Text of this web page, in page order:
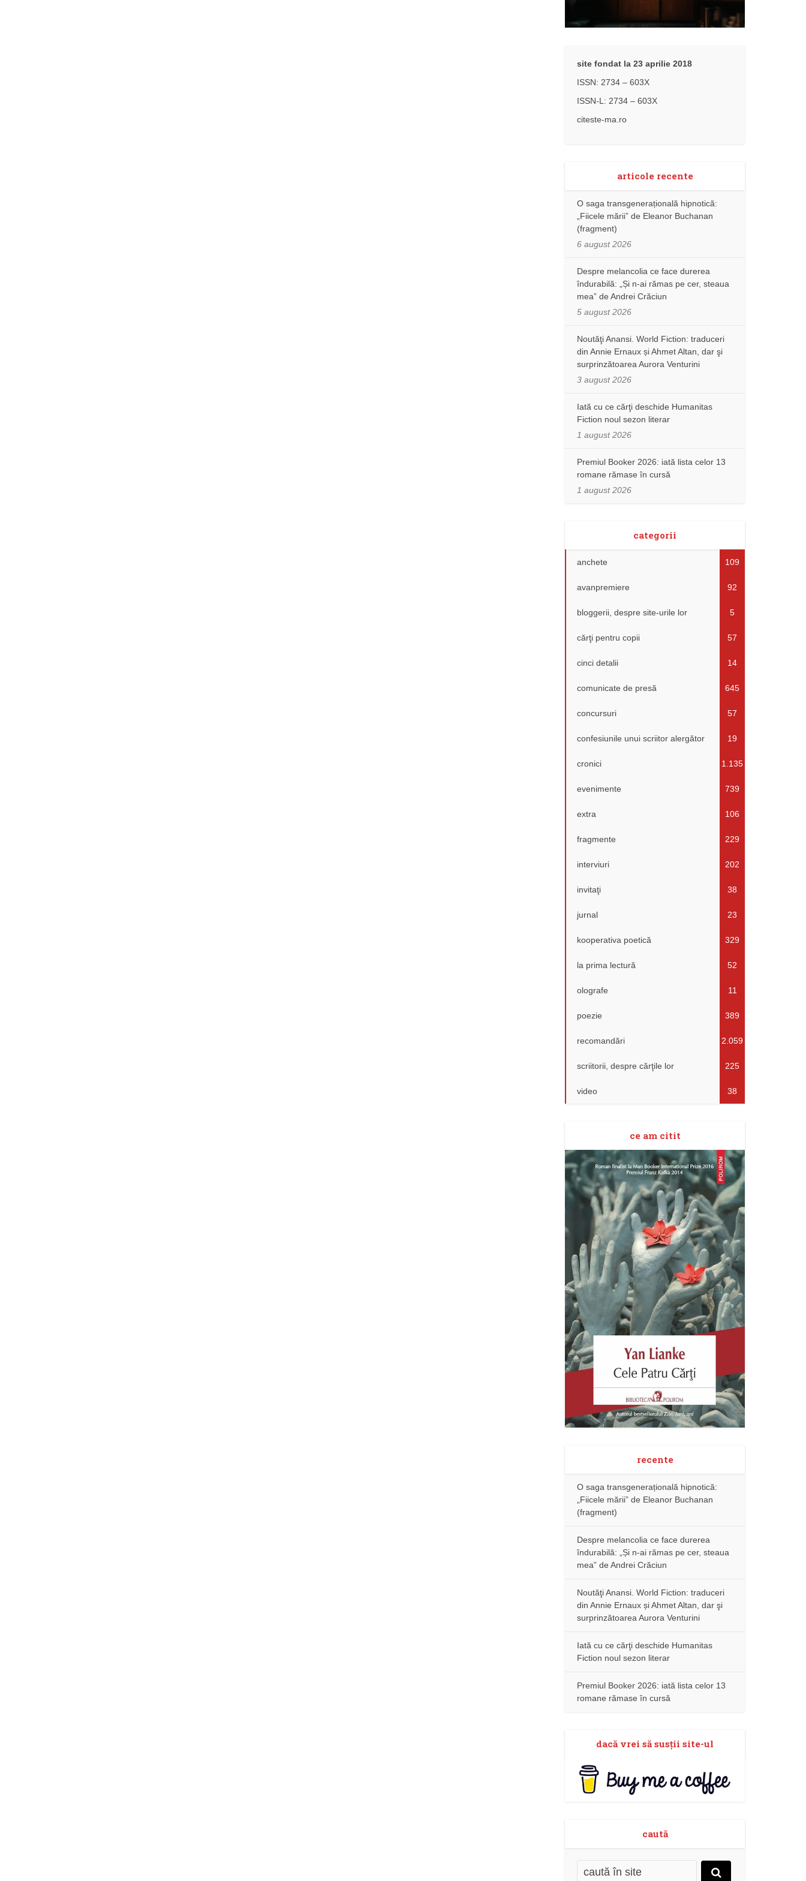
site fondat la 23 aprilie 2018
ISSN: 2734 – 603X
ISSN-L: 2734 – 603X
citeste-ma.ro
articole recente
O saga transgenerațională hipnotică:
„Fiicele mării” de Eleanor Buchanan
(fragment)
6 august 2026
Despre melancolia ce face durerea
îndurabilă: „Și n-ai rămas pe cer, steaua
mea” de Andrei Crăciun
5 august 2026
Noutăţi Anansi. World Fiction: traduceri
din Annie Ernaux și Ahmet Altan, dar şi
surprinzătoarea Aurora Venturini
3 august 2026
Iată cu ce cărţi deschide Humanitas
Fiction noul sezon literar
1 august 2026
Premiul Booker 2026: iată lista celor 13
romane rămase în cursă
1 august 2026
categorii
anchete 109
avanpremiere 92
bloggerii, despre site-urile lor 5
cărţi pentru copii 57
cinci detalii 14
comunicate de presă 645
concursuri 57
confesiunile unui scriitor alergător 19
cronici 1.135
evenimente 739
extra 106
fragmente 229
interviuri 202
invitaţi 38
jurnal 23
kooperativa poetică 329
la prima lectură 52
olografe 11
poezie 389
recomandări 2.059
scriitorii, despre cărţile lor 225
video 38
ce am citit
recente
O saga transgenerațională hipnotică:
„Fiicele mării” de Eleanor Buchanan
(fragment)
Despre melancolia ce face durerea
îndurabilă: „Și n-ai rămas pe cer, steaua
mea” de Andrei Crăciun
Noutăţi Anansi. World Fiction: traduceri
din Annie Ernaux și Ahmet Altan, dar şi
surprinzătoarea Aurora Venturini
Iată cu ce cărţi deschide Humanitas
Fiction noul sezon literar
Premiul Booker 2026: iată lista celor 13
romane rămase în cursă
dacă vrei să susţii site-ul
caută